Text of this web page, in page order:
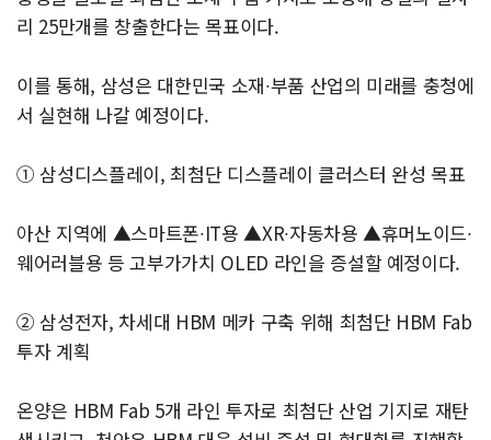
리 25만개를 창출한다는 목표이다.
이를 통해, 삼성은 대한민국 소재∙부품 산업의 미래를 충청에
서 실현해 나갈 예정이다.
① 삼성디스플레이, 최첨단 디스플레이 클러스터 완성 목표
아산 지역에 ▲스마트폰∙IT용 ▲XR∙자동차용 ▲휴머노이드∙
웨어러블용 등 고부가가치 OLED 라인을 증설할 예정이다.
② 삼성전자, 차세대 HBM 메카 구축 위해 최첨단 HBM Fab
투자 계획
온양은 HBM Fab 5개 라인 투자로 최첨단 산업 기지로 재탄